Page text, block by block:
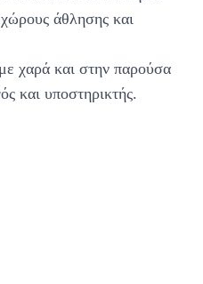
άθλησης και
χαρά και στην παρούσα
και υποστηρικτής.